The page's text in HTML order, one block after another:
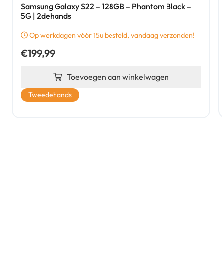
Samsung Galaxy S22 – 128GB – Phantom Black –
5G | 2dehands
Op werkdagen vóór 15u besteld, vandaag verzonden!
€199,99
Toevoegen aan winkelwagen
Tweedehands